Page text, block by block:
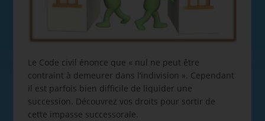
Le Code civil énonce que « nul ne peut être
contraint à demeurer dans l’indivision ». Cependant
il est parfois bien difficile de liquider une
succession. Découvrez vos droits pour sortir de
cette impasse successorale.